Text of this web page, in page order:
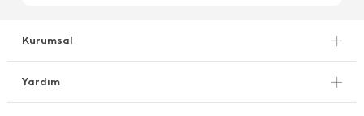
Kurumsal
Yardım